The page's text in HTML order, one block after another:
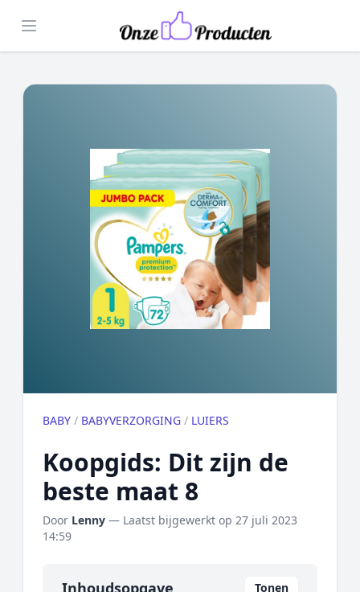
Open menu
BABY / BABYVERZORGING / LUIERS
Koopgids: Dit zijn de
beste maat 8
Door Lenny — Laatst bijgewerkt op 27 juli 2023
14:59
Inhoudsopgave Tonen